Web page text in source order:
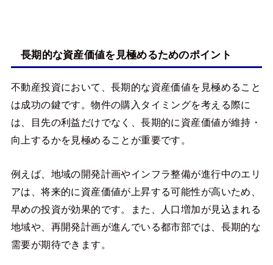
長期的な資産価値を見極めるためのポイント
不動産投資において、長期的な資産価値を見極めること
は成功の鍵です。物件の購入タイミングを考える際に
は、目先の利益だけでなく、長期的に資産価値が維持・
向上するかを見極めることが重要です。
例えば、地域の開発計画やインフラ整備が進行中のエリ
アは、将来的に資産価値が上昇する可能性が高いため、
早めの投資が効果的です。また、人口増加が見込まれる
地域や、再開発計画が進んでいる都市部では、長期的な
需要が期待できます。